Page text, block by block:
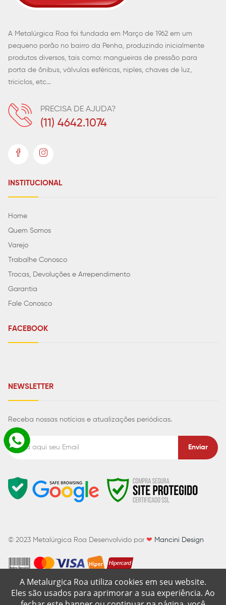
A Metalúrgica Roa foi fundada em Março de 1962 em um
pequeno porão no bairro da Penha, produzindo inicialmente
produtos diversos, tais como: mangueiras de pressão para
porta de ônibus, válvulas esféricas, niples, chaves de luz,
triciclos, etc...
PRECISA DE AJUDA?
(11) 4642.1074
INSTITUCIONAL
Home
Quem Somos
Varejo
Trabalhe Conosco
Trocas, Devoluções e Arrependimento
Garantia
Fale Conosco
FACEBOOK
NEWSLETTER
Receba nossas notícias e atualizações periódicas.
Enviar
© 2023 Metalúrgica Roa Desenvolvido por ❤ Mancini Design
A Metalurgica Roa utiliza cookies em seu website.
Eles são usados para aprimorar a sua experiência. Ao